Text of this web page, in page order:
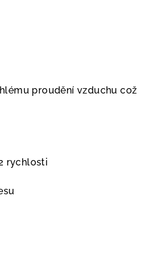
proudění vzduchu což
rychlosti